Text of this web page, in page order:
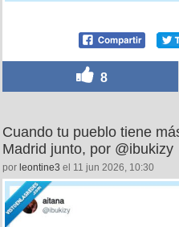
8
Cuando tu pueblo tiene
Madrid junto, por @ibukizy
por leontine3 el 11 jun 2026, 10:30